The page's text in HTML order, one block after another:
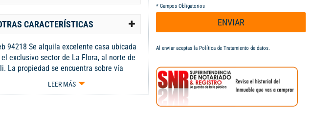
CARACTERÍSTICAS
94218 Se alquila excelente casa ubicada
exclusivo sector de La Flora, al norte de
La propiedad se encuentra sobre vía
con fácil acceso y excelente flujo
transporte público, muy cerca de la Avenida
LEER MÁS
* Campos Obligatorios
ENVIAR
Al enviar aceptas la Política de Tratamiento de datos.